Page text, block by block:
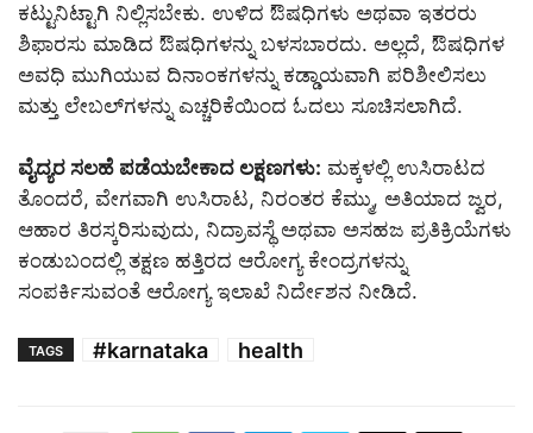
ಕಟ್ಟುನಿಟ್ಟಾಗಿ ನಿಲ್ಲಿಸಬೇಕು. ಉಳಿದ ಔಷಧಿಗಳು ಅಥವಾ ಇತರರು
ಶಿಫಾರಸು ಮಾಡಿದ ಔಷಧಿಗಳನ್ನು ಬಳಸಬಾರದು. ಅಲ್ಲದೆ, ಔಷಧಿಗಳ
ಅವಧಿ ಮುಗಿಯುವ ದಿನಾಂಕಗಳನ್ನು ಕಡ್ಡಾಯವಾಗಿ ಪರಿಶೀಲಿಸಲು
ಮತ್ತು ಲೇಬಲ್‌ಗಳನ್ನು ಎಚ್ಚರಿಕೆಯಿಂದ ಓದಲು ಸೂಚಿಸಲಾಗಿದೆ.
ವೈದ್ಯರ ಸಲಹೆ ಪಡೆಯಬೇಕಾದ ಲಕ್ಷಣಗಳು: ಮಕ್ಕಳಲ್ಲಿ ಉಸಿರಾಟದ
ತೊಂದರೆ, ವೇಗವಾಗಿ ಉಸಿರಾಟ, ನಿರಂತರ ಕೆಮ್ಮು, ಅತಿಯಾದ ಜ್ವರ,
ಆಹಾರ ತಿರಸ್ಕರಿಸುವುದು, ನಿದ್ರಾವಸ್ಥೆ ಅಥವಾ ಅಸಹಜ ಪ್ರತಿಕ್ರಿಯೆಗಳು
ಕಂಡುಬಂದಲ್ಲಿ ತಕ್ಷಣ ಹತ್ತಿರದ ಆರೋಗ್ಯ ಕೇಂದ್ರಗಳನ್ನು
ಸಂಪರ್ಕಿಸುವಂತೆ ಆರೋಗ್ಯ ಇಲಾಖೆ ನಿರ್ದೇಶನ ನೀಡಿದೆ.
TAGS #karnataka health